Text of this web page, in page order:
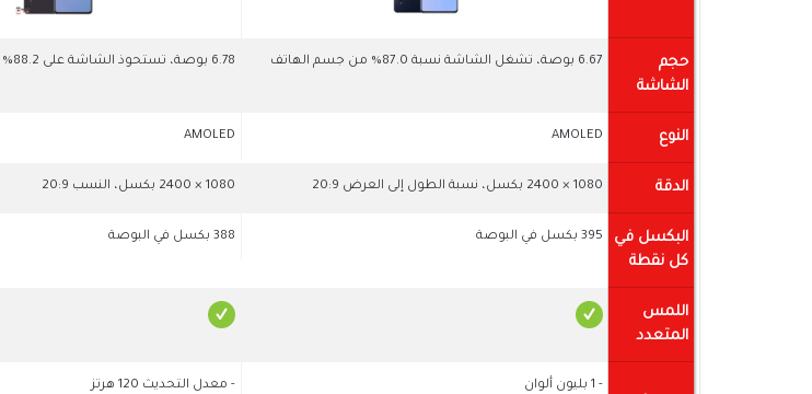
حجم
الشاشة
6.67 بوصة، تشغل الشاشة نسبة 87.0% من جسم الهاتف 6.78 بوصة، تستحوذ الشاشة على 88.2% من جسم الهاتف
النوع AMOLED
AMOLED
الدقة 1080 × 2400 بكسل، نسبة الطول إلى العرض 20:9 1080 × 2400 بكسل، النسب 20:9
البكسل في
كل نقطة
395 بكسل في البوصة 388 بكسل في البوصة
اللمس
المتعدد
- 1 بليون ألوان
- معدل التحديث 120 هرتز